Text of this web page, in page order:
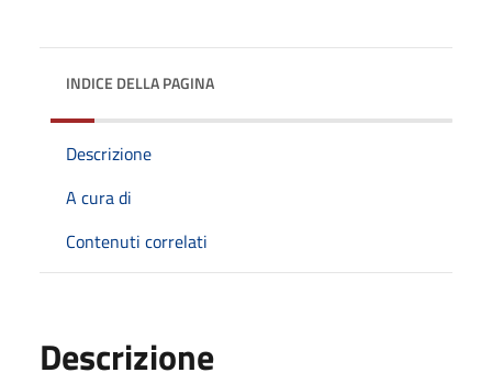
INDICE DELLA PAGINA
Descrizione
A cura di
Contenuti correlati
Descrizione